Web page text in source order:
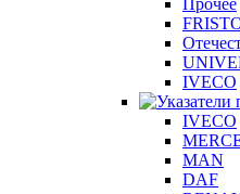
Прочее
IVECO
IVECO
MAN
DAF